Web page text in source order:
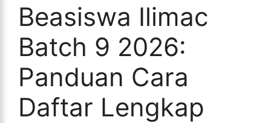
Beasiswa Ilimac
Batch 9 2026:
Panduan Cara
Daftar Lengkap